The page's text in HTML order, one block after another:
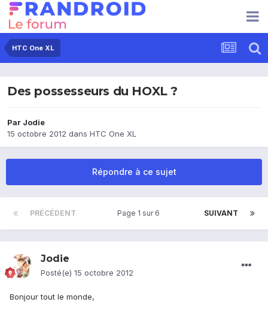
HTC One XL
Des possesseurs du HOXL ?
Par Jodie
15 octobre 2012 dans HTC One XL
Répondre à ce sujet
PRÉCÉDENT SUIVANT
Page 1 sur 6
Jodie
Posté(e) 15 octobre 2012
Bonjour tout le monde,